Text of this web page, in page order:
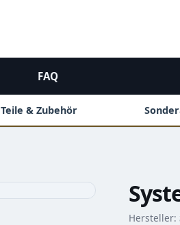
FAQ
Teile & Zubehör
Hersteller: